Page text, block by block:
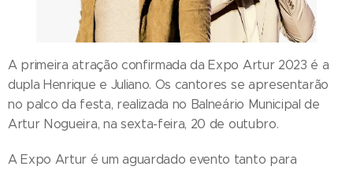
A primeira atração confirmada da Expo Artur 2023 é a
dupla Henrique e Juliano. Os cantores se apresentarão
no palco da festa, realizada no Balneário Municipal de
Artur Nogueira, na sexta-feira, 20 de outubro.
A Expo Artur é um aguardado evento tanto para